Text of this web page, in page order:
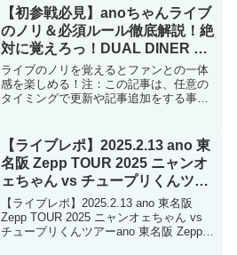
げの経緯以前、私は約8年前、Amebaブロ
グで学生時代の...
【初参戦必見】anoちゃんライブ
のノリ＆必須ルール徹底解説！絶
対に覚えろっ！DUAL DINER 呪
いをかけて、まぼろしをといて。
あのちゃんライブ
ライブのノリを覚えるとファンとの一体
感を楽しめる！注：この記事は、任意の
タイミングで更新や記事追加をする事が
めるようにと思って書いてます。最終更
新日：2026/05...
【ライブレポ】2025.2.13 ano 東
名阪 Zepp TOUR 2025 ニャンオ
ェちゃん vs チュープリくんツア
ー
【ライブレポ】2025.2.13 ano 東名阪
Zepp TOUR 2025 ニャンオェちゃん vs
チュープリくんツアーano 東名阪 Zepp